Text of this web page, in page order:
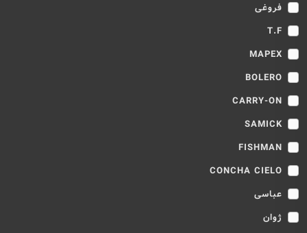
فروغی
T.F
MAPEX
BOLERO
CARRY-ON
SAMICK
FISHMAN
CONCHA CIELO
عباسی
ژوان